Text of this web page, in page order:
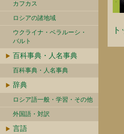
カフカス
ロシアの諸地域
ウクライナ・ベラルーシ・
バルト
百科事典・人名事典
百科事典・人名事典
辞典
ロシア語一般・学習・その他
外国語・対訳
言語